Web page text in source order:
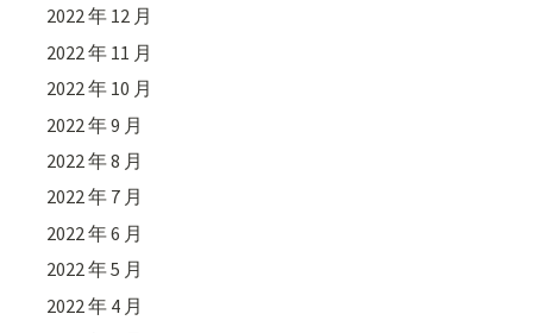
2022 年 12 月
2022 年 11 月
2022 年 10 月
2022 年 9 月
2022 年 8 月
2022 年 7 月
2022 年 6 月
2022 年 5 月
2022 年 4 月